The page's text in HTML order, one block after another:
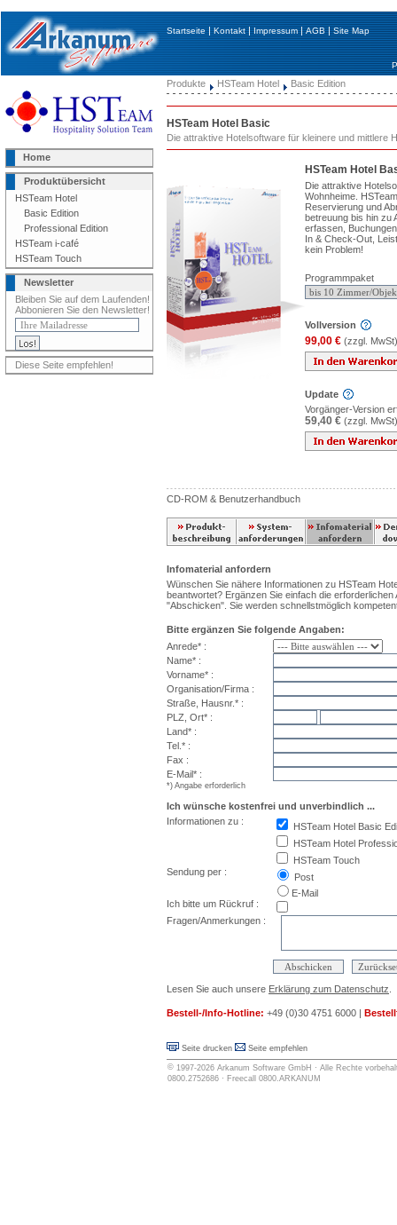
Startseite|Kontakt|Impressum|AGB|Site Map
Home
Produktübersicht
HSTeam Hotel
Basic Edition
Professional Edition
HSTeam i-café
HSTeam Touch
Newsletter
Bleiben Sie auf dem Laufenden!
Abbonieren Sie den Newsletter!
Diese Seite empfehlen!
Produkte HSTeam Hotel Basic Edition
HSTeam Hotel Basic
Die attraktive Hotelsoftware für kleinere und mittlere
HSTeam Hotel
Die attraktive
Wohnheime.
Reservierung und
betreuung bis hin zu
erfassen,
In & Check-Out,
kein Problem!
Programmpaket
Vollversion
99,00 € (zzgl. MwSt)
Update
Vorgänger-Version
59,40 € (zzgl. MwSt)
CD-ROM & Benutzerhandbuch
Infomaterial anfordern
Wünschen Sie nähere Informationen zu HSTeam
beantwortet? Ergänzen Sie einfach die
"Abschicken". Sie werden schnellstmöglich
Bitte ergänzen Sie folgende Angaben:
Anrede* :
Name* :
Vorname* :
Organisation/Firma :
Straße, Hausnr.* :
PLZ, Ort* :
Land* :
Tel.* :
Fax :
E-Mail* :
*) Angabe erforderlich
Ich wünsche kostenfrei und unverbindlich ...
Informationen zu :
HSTeam Hotel Basic
HSTeam Hotel
HSTeam Touch
Sendung per :
Post
E-Mail
Ich bitte um Rückruf :
Fragen/Anmerkungen :
Lesen Sie auch unsere Erklärung zum Datenschutz
Bestell-/Info-Hotline: +49 (0)30 4751 6000 |
Seite drucken Seite empfehlen
© 1997-2026 Arkanum Software GmbH · Alle Rechte
0800.2752686 · Freecall 0800.ARKANUM